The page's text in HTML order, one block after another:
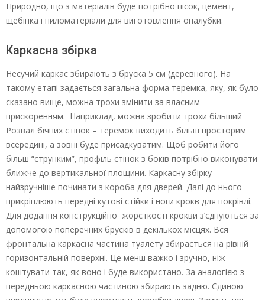
Природно, що з матеріалів буде потрібно пісок, цемент,
щебінка і пиломатеріали для виготовлення опалубки.
Каркасна збірка
Несучий каркас збирають з бруска 5 см (деревного). На
такому етапі задається загальна форма теремка, яку, як було
сказано вище, можна трохи змінити за власним
прискоренням. Наприклад, можна зробити трохи більший
Розвал бічних стінок – теремок виходить більш просторим
всередині, а зовні буде присадкуватим. Щоб робити його
більш “струнким”, профіль стінок з боків потрібно виконувати
ближче до вертикальної площини. Каркасну збірку
найзручніше починати з короба для дверей. Далі до нього
прикріплюють передні кутові стійки і ноги крокв для покрівлі.
Для додання конструкційної жорсткості крокви з’єднуються за
допомогою поперечних брусків в декількох місцях. Вся
фронтальна каркасна частина туалету збирається на рівній
горизонтальній поверхні. Це менш важко і зручно, ніж
коштувати так, як воно і буде використано. За аналогією з
передньою каркасною частиною збирають задню. Єдиною